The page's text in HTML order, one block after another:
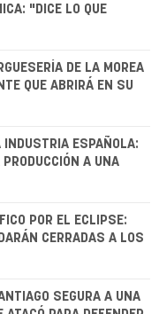
"DICE LO QUE
DE LA MOREA
QUE ABRIRÁ EN SU
INDUSTRIA ESPAÑOLA:
A UNA
POR EL ECLIPSE:
CERRADAS A LOS
SEGURA A UNA